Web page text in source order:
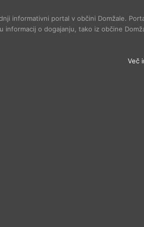
informativni portal v občini Domžale.
informacij o dogajanju, tako iz občine
Več